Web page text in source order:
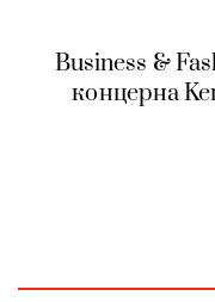
Business &
концерна